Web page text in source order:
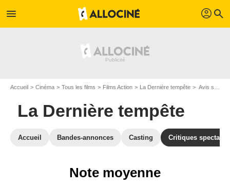
menu profil search
Accueil Cinéma Tous les films Films Action La Dernière tempête Avis sur La Dernière tempête
La Dernière tempête
Accueil Bandes-annonces Casting Critiques
Note moyenne